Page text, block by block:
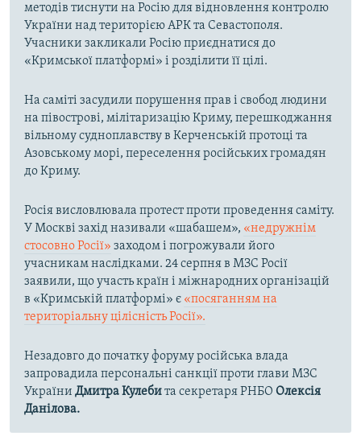
методів тиснути на Росію для відновлення контролю
України над територією АРК та Севастополя.
Учасники закликали Росію приєднатися до
«Кримської платформі» і розділити її цілі.
На саміті засудили порушення прав і свобод людини
на півострові, мілітаризацію Криму, перешкоджання
вільному судноплавству в Керченській протоці та
Азовському морі, переселення російських громадян
до Криму.
Росія висловлювала протест проти проведення саміту.
У Москві захід називали «шабашем», «недружнім
стосовно Росії» заходом і погрожували його
учасникам наслідками. 24 серпня в МЗС Росії
заявили, що участь країн і міжнародних організацій
в «Кримській платформі» є «посяганням на
територіальну цілісність Росії».
Незадовго до початку форуму російська влада
запровадила персональні санкції проти глави МЗС
України Дмитра Кулебита секретаря РНБО Олексія
Данілова.